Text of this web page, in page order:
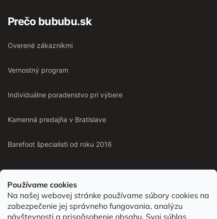
Používame cookies
Na našej webovej stránke používame súbory cookies na
zabezpečenie jej správneho fungovania, analýzu
návštevnosti a prispôsobenie obsahu. Svoj súhlas
Prečo bububu.sk
Overené zákazníkmi
Vernostný program
Individuálne poradenstvo pri výbere
Kamenná predajňa v Bratislave
Barefoot špecialisti od roku 2016
Od roku 2016 pomáhame vyberať barefoot topánky podľa
chodidla. Nájdete nás aj v predajni v Bratislave.